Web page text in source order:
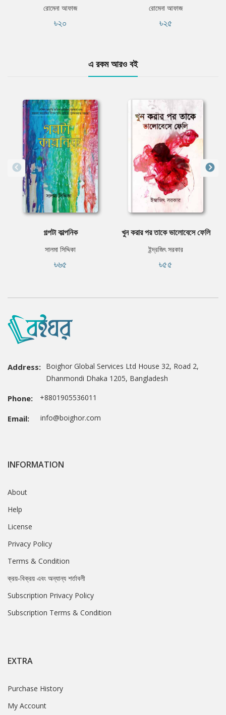
রোমেনা আফাজ
৳২০
রোমেনা আফাজ
৳২৫
এ রকম আরও বই
গল্পটা কাল্পনিক
সালমা সিদ্দিকা
৳৬৫
খুন করার পর তাকে ভালোবেসে ফেলি
ইন্দ্রজিৎ সরকার
৳৫৫
Address: Boighor Global Services Ltd House 32, Road 2,
Dhanmondi Dhaka 1205, Bangladesh
Phone: +8801905536011
Email: info@boighor.com
INFORMATION
About
Help
License
Privacy Policy
Terms & Condition
ক্রয়-বিক্রয় এবং অন্যান্য শর্তাবলী
Subscription Privacy Policy
Subscription Terms & Condition
EXTRA
Purchase History
My Account